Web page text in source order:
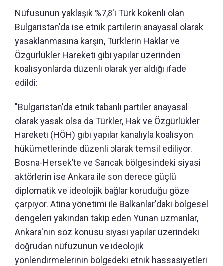
Nüfusunun yaklaşık %7,8'i Türk kökenli olan
Bulgaristan'da ise etnik partilerin anayasal olarak
yasaklanmasına karşın, Türklerin Haklar ve
Özgürlükler Hareketi gibi yapılar üzerinden
koalisyonlarda düzenli olarak yer aldığı ifade
edildi:
"Bulgaristan'da etnik tabanlı partiler anayasal
olarak yasak olsa da Türkler, Hak ve Özgürlükler
Hareketi (HÖH) gibi yapılar kanalıyla koalisyon
hükümetlerinde düzenli olarak temsil ediliyor.
Bosna-Hersek’te ve Sancak bölgesindeki siyasi
aktörlerin ise Ankara ile son derece güçlü
diplomatik ve ideolojik bağlar koruduğu göze
çarpıyor. Atina yönetimi ile Balkanlar'daki bölgesel
dengeleri yakından takip eden Yunan uzmanlar,
Ankara'nın söz konusu siyasi yapılar üzerindeki
doğrudan nüfuzunun ve ideolojik
yönlendirmelerinin bölgedeki etnik hassasiyetleri